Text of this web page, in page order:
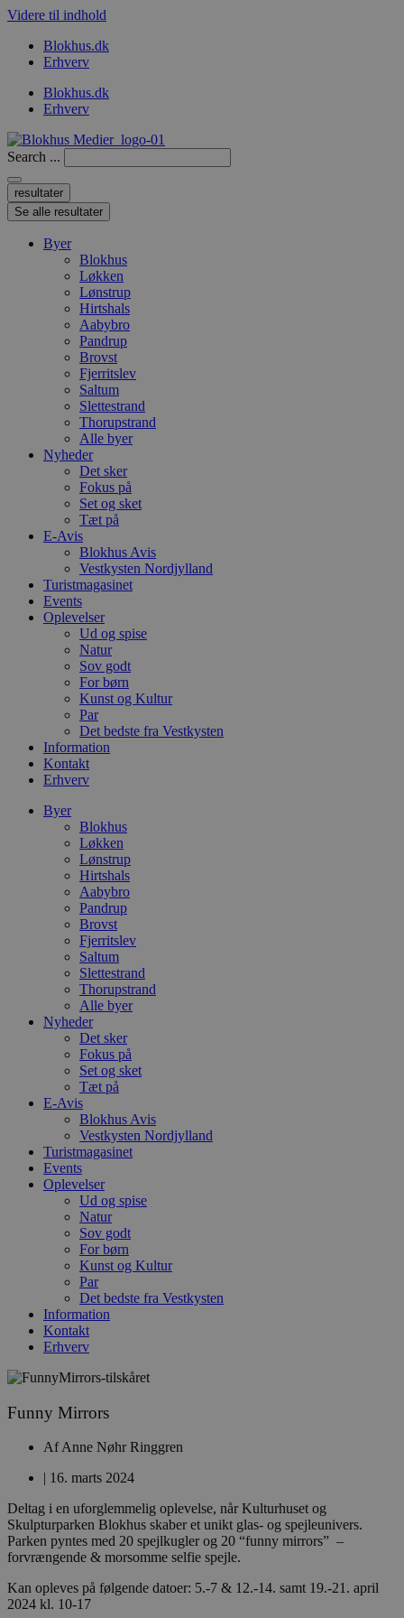
Videre til indhold
Blokhus.dk
Erhverv
Blokhus.dk
Erhverv
Search ...
resultater
Se alle resultater
Byer
Blokhus
Løkken
Lønstrup
Hirtshals
Aabybro
Pandrup
Brovst
Fjerritslev
Saltum
Slettestrand
Thorupstrand
Alle byer
Nyheder
Det sker
Fokus på
Set og sket
Tæt på
E-Avis
Blokhus Avis
Vestkysten Nordjylland
Turistmagasinet
Events
Oplevelser
Ud og spise
Natur
Sov godt
For børn
Kunst og Kultur
Par
Det bedste fra Vestkysten
Information
Kontakt
Erhverv
Byer
Blokhus
Løkken
Lønstrup
Hirtshals
Aabybro
Pandrup
Brovst
Fjerritslev
Saltum
Slettestrand
Thorupstrand
Alle byer
Nyheder
Det sker
Fokus på
Set og sket
Tæt på
E-Avis
Blokhus Avis
Vestkysten Nordjylland
Turistmagasinet
Events
Oplevelser
Ud og spise
Natur
Sov godt
For børn
Kunst og Kultur
Par
Det bedste fra Vestkysten
Information
Kontakt
Erhverv
Funny Mirrors
AfAnne Nøhr Ringgren
| 16. marts 2024
Deltag i en uforglemmelig oplevelse, når Kulturhuset og
Skulpturparken Blokhus skaber et unikt glas- og spejleunivers.
Parken pyntes med 20 spejlkugler og 20 “funny mirrors” –
forvrængende & morsomme selfie spejle.
Kan opleves på følgende datoer: 5.-7 & 12.-14. samt 19.-21. april
2024 kl. 10-17